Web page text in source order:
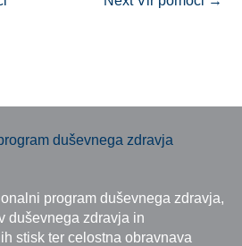
program duševnega zdravja,
duševnega zdravja in
stisk ter celostna obravnava